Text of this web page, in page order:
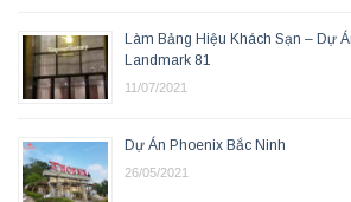
Làm Bảng Hiệu Khách Sạn – Dự
Landmark 81
11/07/2021
Dự Án Phoenix Bắc Ninh
26/05/2021